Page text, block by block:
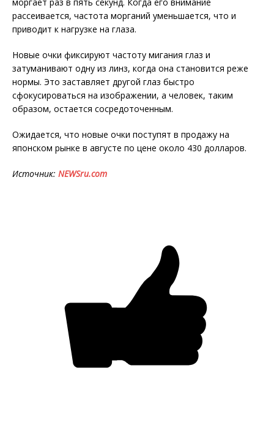
рассеивается, частота морганий уменьшается, что и
приводит к нагрузке на глаза.
Новые очки фиксируют частоту мигания глаз и
затуманивают одну из линз, когда она становится реже
нормы. Это заставляет другой глаз быстро
сфокусироваться на изображении, а человек, таким
образом, остается сосредоточенным.
Ожидается, что новые очки поступят в продажу на
японском рынке в августе по цене около 430 долларов.
Источник: NEWSru.com